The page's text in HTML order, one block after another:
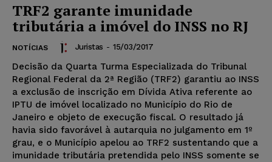
TRF2 garante imunidade
tributária a imóvel do INSS no RJ
NOTÍCIAS Juristas - 15/03/2017
Decisão da Quarta Turma Especializada do Tribunal
Regional Federal da 2ª Região (TRF2) garantiu ao INSS
a exclusão de inscrição em Dívida Ativa referente ao
IPTU de imóvel localizado no Município do Rio de
Janeiro e objeto de execução fiscal. O resultado já
havia sido favorável à autarquia no julgamento em 1º
grau, e o Município apelou ao TRF2 sustentando que a
imunidade tributária pretendida pelo INSS somente se